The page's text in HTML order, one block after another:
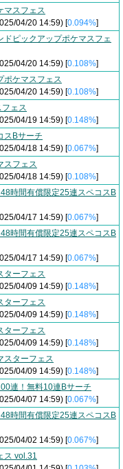
マスフェス
04/20 14:59) [0.094%]
ドピックアップポケマスフェ
04/20 14:59) [0.108%]
ポケマスフェス
04/20 14:59) [0.108%]
ェス
04/19 14:59) [0.148%]
スBサーチ
04/18 14:59) [0.067%]
スフェス
04/18 14:59) [0.108%]
時間有償限定25連スペコスB
04/17 14:59) [0.067%]
時間有償限定25連スペコスB
04/17 14:59) [0.067%]
ターフェス
04/09 14:59) [0.148%]
ターフェス
04/09 14:59) [0.148%]
ターフェス
04/09 14:59) [0.148%]
スターフェス
04/09 14:59) [0.148%]
連！無料10連Bサーチ
04/07 14:59) [0.067%]
時間有償限定25連スペコスB
04/02 14:59) [0.067%]
ス vol.31